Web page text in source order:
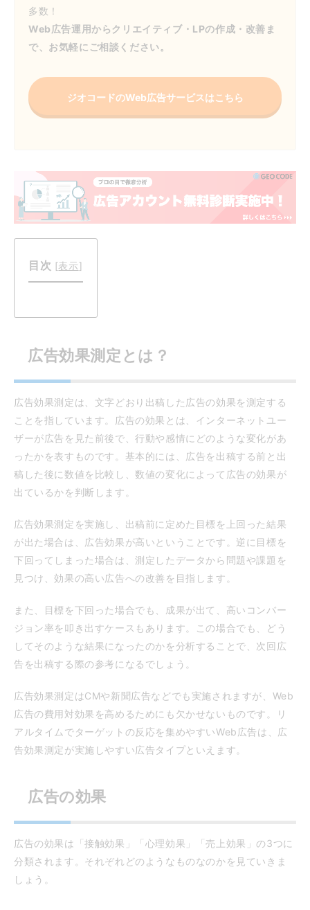
多数！
Web広告運用からクリエイティブ・LPの作成・改善ま
で、お気軽にご相談ください。
ジオコードのWeb広告サービスはこちら
目次 [表示]
広告効果測定とは？
広告効果測定は、文字どおり出稿した広告の効果を測定する
ことを指しています。広告の効果とは、インターネットユー
ザーが広告を見た前後で、行動や感情にどのような変化があ
ったかを表すものです。基本的には、広告を出稿する前と出
稿した後に数値を比較し、数値の変化によって広告の効果が
出ているかを判断します。
広告効果測定を実施し、出稿前に定めた目標を上回った結果
が出た場合は、広告効果が高いということです。逆に目標を
下回ってしまった場合は、測定したデータから問題や課題を
見つけ、効果の高い広告への改善を目指します。
また、目標を下回った場合でも、成果が出て、高いコンバー
ジョン率を叩き出すケースもあります。この場合でも、どう
してそのような結果になったのかを分析することで、次回広
告を出稿する際の参考になるでしょう。
広告効果測定はCMや新聞広告などでも実施されますが、Web
広告の費用対効果を高めるためにも欠かせないものです。リ
アルタイムでターゲットの反応を集めやすいWeb広告は、広
告効果測定が実施しやすい広告タイプといえます。
広告の効果
広告の効果は「接触効果」「心理効果」「売上効果」の3つに
分類されます。それぞれどのようなものなのかを見ていきま
しょう。